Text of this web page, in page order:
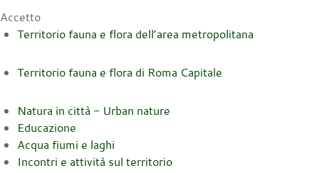
Accetto
Territorio fauna e flora dell’area metropolitana
Territorio fauna e flora di Roma Capitale
Natura in città - Urban nature
Educazione
Acqua fiumi e laghi
Incontri e attività sul territorio